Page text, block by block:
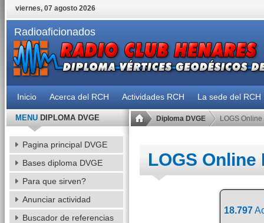
viernes, 07 agosto 2026
Radioaficionados
Inicio Acerca del RCH Actividades RCH La sede del RCH
Diploma DVGE LOGS Online
LOGS Online
18.797
MENUDIPLOMA DVGE
Pagina principal DVGE
Bases diploma DVGE
Para que sirven?
Anunciar actividad
Buscador de referencias